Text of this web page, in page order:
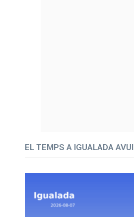
EL TEMPS A IGUALADA AVUI